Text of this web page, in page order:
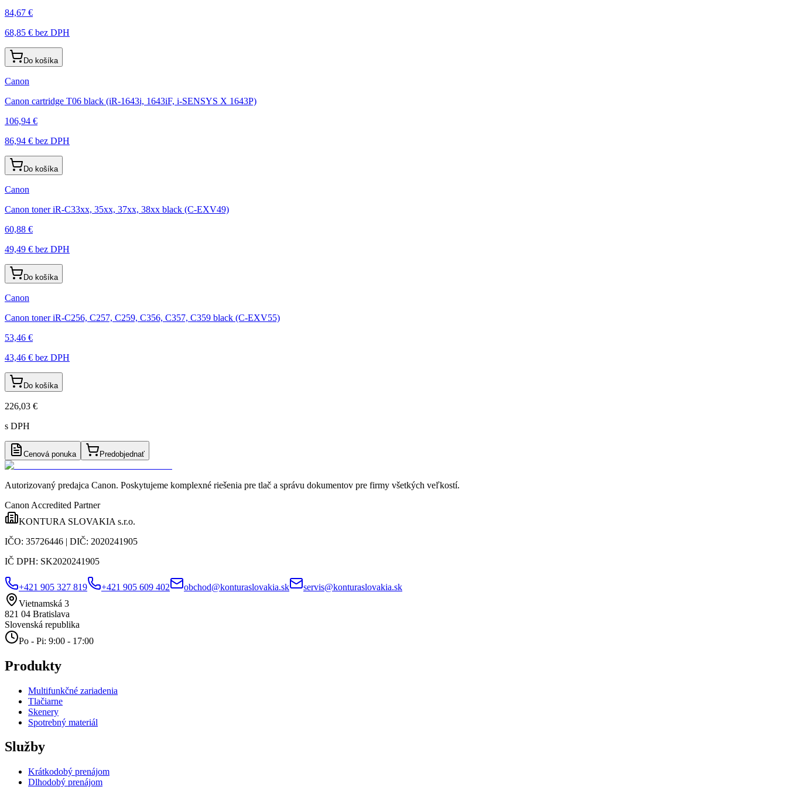
84,67 €
68,85 € bez DPH
Do košíka
Canon
Canon cartridge T06 black (iR-1643i, 1643iF, i-SENSYS X 1643P)
106,94 €
86,94 € bez DPH
Do košíka
Canon
Canon toner iR-C33xx, 35xx, 37xx, 38xx black (C-EXV49)
60,88 €
49,49 € bez DPH
Do košíka
Canon
Canon toner iR-C256, C257, C259, C356, C357, C359 black (C-EXV55)
53,46 €
43,46 € bez DPH
Do košíka
226,03 €
s DPH
Cenová ponuka Predobjednať
Autorizovaný predajca Canon. Poskytujeme komplexné riešenia pre tlač a správu dokumentov pre firmy všetkých veľkostí.
Canon Accredited Partner
KONTURA SLOVAKIA s.r.o.
IČO: 35726446 | DIČ: 2020241905
IČ DPH: SK2020241905
+421 905 327 819 +421 905 609 402 obchod@konturaslovakia.sk
servis@konturaslovakia.sk
Vietnamská 3
821 04 Bratislava
Slovenská republika
Po - Pi: 9:00 - 17:00
Produkty
Multifunkčné zariadenia
Tlačiarne
Skenery
Spotrebný materiál
Služby
Krátkodobý prenájom
Dlhodobý prenájom